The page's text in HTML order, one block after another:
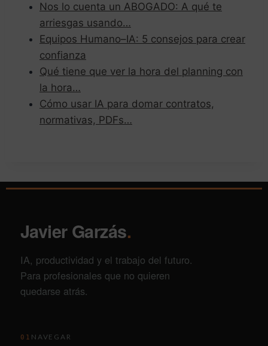
Nos lo cuenta un ABOGADO: A qué te
arriesgas usando…
Equipos Humano–IA: 5 consejos para crear
confianza
Qué tiene que ver la hora del planning con
la hora…
Cómo usar IA para domar contratos,
normativas, PDFs…
Javier Garzás.
IA, productividad y el trabajo del futuro.
Para profesionales que no quieren
quedarse atrás.
01 NAVEGAR